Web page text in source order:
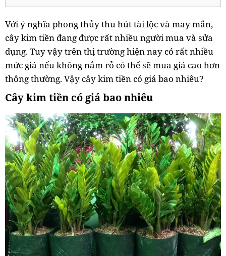
Với ý nghĩa phong thủy thu hút tài lộc và may mắn,
cây kim tiền đang được rất nhiều người mua và sửa
dụng. Tuy vậy trên thị trường hiện nay có rất nhiều
mức giá nếu không nắm rỏ có thể sẽ mua giá cao hơn
thông thường. Vậy cây kim tiền có giá bao nhiêu?
Cây kim tiền có giá bao nhiêu